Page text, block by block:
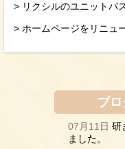
> リクシルのユニットバ
> ホームページをリニュ
ブロ
07月11日 研
ました。